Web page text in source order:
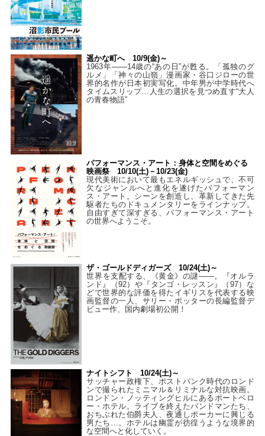
遥かな町へ 10/9(金)～
1963年――14歳の“あの日”が甦る。「孤独のグ
ルメ」「神々の山嶺」漫画家・谷口ジローの世
界的名作が日本初実写化。中年男が中学時代へ
タイムスリップ…人生の選択を見つめ直す“大人
の青春物語”
パフォーマンス・アート：身体と空間をめぐる
映画祭 10/10(土)－10/23(金)
現代美術において最もエネルギッシュで、不可
欠なジャンルへと進化を遂げたパフォーマン
ス・アート。シーンを創造し、革新してきた先
駆者たちのドキュメンタリーをラインナップ。
自由すぎて深すぎる、パフォーマンス・アート
の世界へようこそ。
ザ・ゴールドディガーズ 10/24(土)～
世界を支配する、《黄金》の謎――。『オルラ
ンド』（92）や『タンゴ・レッスン』（97）な
どで世界的な評価を得たイギリスを代表する映
画監督の一人、サリー・ポッターの長編監督デ
ビュー作、国内劇場初公開！
ナイトシフト 10/24(土)～
サッチャー政権下、ポストパンク時代のロンド
ンで撮られたミニマル＆リミナルな対抗映画。
ロンドン・ノッティングヒルにあるポートベロ
ー・ホテル。ライブを終えたバンドマンたち、
おちぶれた伯爵夫人、夜通しポーカーに興じる
男たち…。ホテルは幽霊が彷徨うような境界的
な空間へと化していく。